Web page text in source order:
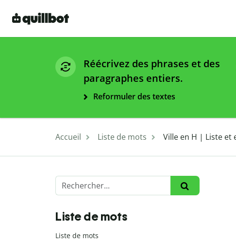
Réécrivez des phrases et des
paragraphes entiers.
Reformuler des textes
Accueil Liste de mots Ville en H | Liste et
Liste de mots
Liste de mots